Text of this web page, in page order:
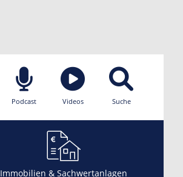
Podcast Videos Suche
Immobilien & Sachwertanlagen